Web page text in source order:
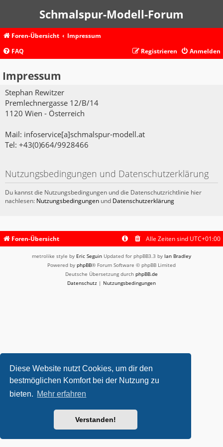
Diese Website nutzt Cookies, um dir den
bestmöglichen Komfort bei der Nutzung zu
bieten. Mehr erfahren
Verstanden!
Schmalspur-Modell-Forum
Foren-Übersicht
Impressum
FAQ
Anmelden
Registrieren
Impressum
Stephan Rewitzer
Premlechnergasse 12/B/14
1120 Wien - Österreich
Mail: infoservice[a]schmalspur-modell.at
Tel: +43(0)664/9928466
Nutzungsbedingungen und Datenschutzerklärung
Du kannst die Nutzungsbedingungen und die Datenschutzrichtlinie hier
nachlesen: Nutzungsbedingungen und Datenschutzerklärung
Foren-Übersicht Alle Zeiten sind UTC+01:00
metrolike style by Eric Seguin Updated for phpBB3.3 by Ian Bradley
Powered by phpBB® Forum Software © phpBB Limited
Deutsche Übersetzung durch phpBB.de
Datenschutz | Nutzungsbedingungen